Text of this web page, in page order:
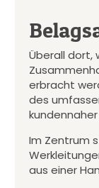
Überall dort,
erbracht
des
Im Zentrum
aus einer